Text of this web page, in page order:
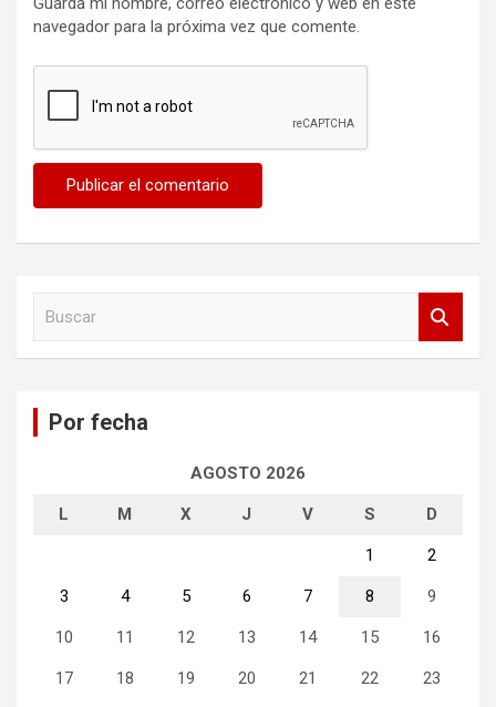
navegador para la próxima vez que comente.
Por fecha
AGOSTO 2026
L M X J V S D
1 2
3 4 5 6 7 8 9
10 11 12 13 14 15 16
17 18 19 20 21 22 23